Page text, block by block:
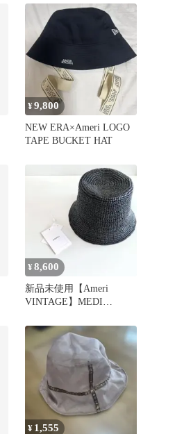
¥9,800
NEW ERA×Ameri LOGO
TAPE BUCKET HAT
¥8,600
新品未使用【Ameri
VINTAGE】MEDI
¥ 1,555